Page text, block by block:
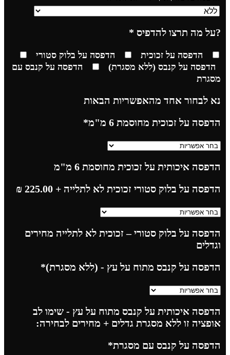
?על מה תרצו להדפיס *
הדפסה על זכוכית
הדפסה על בלוק סטורי
הדפסה על קנבס (ללא מסגרת)
הדפסה על קנבס עם
מסגרת
נא לבחור אחד מהאפשריות הבאות
הדפסה על זכוכית מחוסמת 6 מ"מ
*
הדפסה איכותית על זכוכית מחוסמת 6 מ"מ
הדפסה על בלוק סטורי זכוכית לא לתלייה + 225.00
₪
הדפסה על בלוק סטורי – זכוכית לא לתלייה מחירים
וגדלים
הדפסה על קנבס מתוח על עץ - (ללא מסגרת)*
הדפסה איכותית על קנבס מתוח על עץ - שימו לב
אופציה זו ללא מסגרת גדלים + מחירים לבחירה:
הדפסה על קנבס עם מסגרת*